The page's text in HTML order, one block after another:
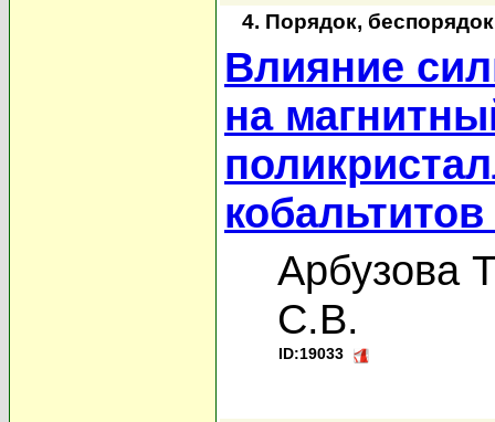
4. Порядок,
Влияние
на
Арбузова
С.В.
ID:19033